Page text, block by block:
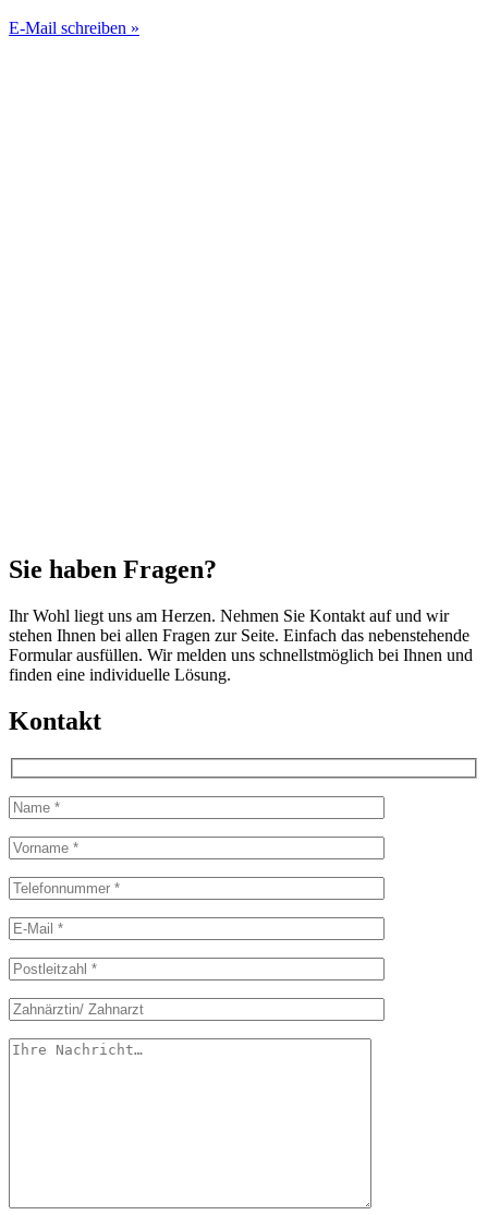
E-Mail schreiben »
Sie haben Fragen?
Ihr Wohl liegt uns am Herzen. Nehmen Sie Kontakt auf und wir
stehen Ihnen bei allen Fragen zur Seite. Einfach das nebenstehende
Formular ausfüllen. Wir melden uns schnellstmöglich bei Ihnen und
finden eine individuelle Lösung.
Kontakt